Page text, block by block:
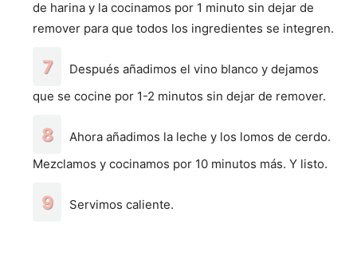
de harina y la cocinamos por 1 minuto sin dejar de
remover para que todos los ingredientes se integren.
Después añadimos el vino blanco y dejamos
que se cocine por 1-2 minutos sin dejar de remover.
Ahora añadimos la leche y los lomos de cerdo.
Mezclamos y cocinamos por 10 minutos más. Y listo.
Servimos caliente.